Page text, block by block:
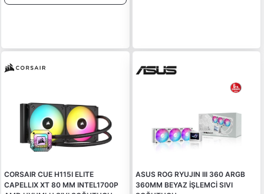
CORSAIR CUE H115I ELITE
CAPELLIX XT 80 MM INTEL1700P
ASUS ROG RYUJIN III 360 ARGB
360MM BEYAZ İŞLEMCİ SIVI